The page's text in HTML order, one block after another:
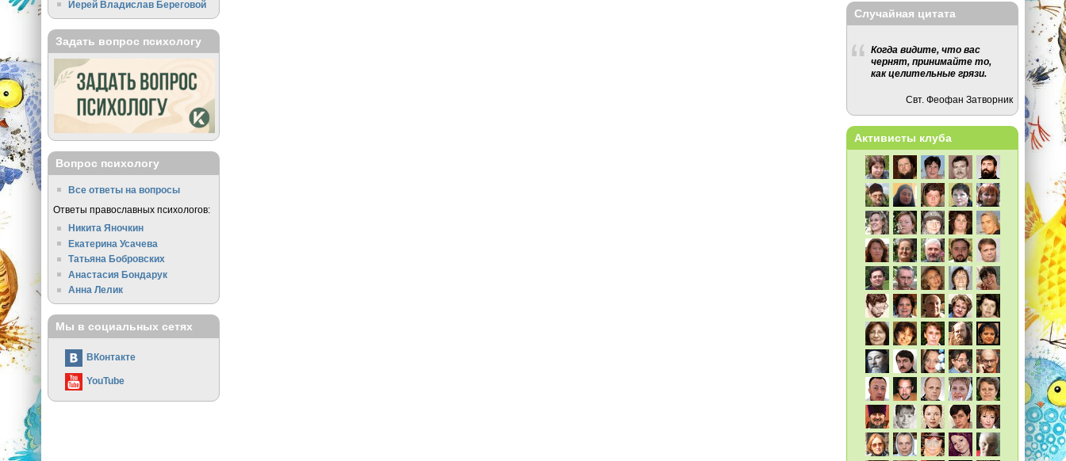
Иерей Владислав Береговой
Задать вопрос психологу
Вопрос психологу
Все ответы на вопросы
Ответы православных психологов:
Никита Яночкин
Екатерина Усачева
Татьяна Бобровских
Анастасия Бондарук
Анна Лелик
Мы в социальных сетях
ВКонтакте
YouTube
Случайная цитата
Когда видите, что вас
чернят, принимайте то,
как целительные грязи.
Свт. Феофан Затворник
Активисты клуба